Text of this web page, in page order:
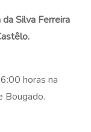
Silva Ferreira
horas na
Bougado.